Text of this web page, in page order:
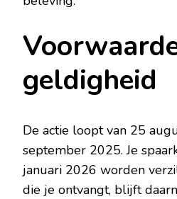
geldigheid
De actie loopt van 25
september 2025. Je
januari 2026 worden
die je ontvangt, blijft